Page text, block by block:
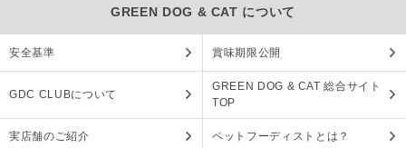
GREEN DOG & CAT について
安全基準 賞味期限公開
GDC CLUBについて
GREEN DOG & CAT 総合サイト
TOP
実店舗のご紹介 ペットフーディストとは？